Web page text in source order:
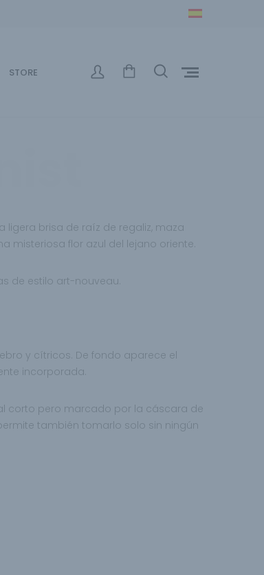
STORE
ligera brisa de raíz de regaliz, maza
misteriosa flor azul del lejano oriente.
de estilo art-nouveau.
y cítricos. De fondo aparece el
incorporada.
corto pero marcado por la cáscara de
también tomarlo solo sin ningún